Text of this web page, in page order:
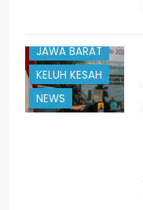
JAWA BARAT
KELUH KESAH
NEWS